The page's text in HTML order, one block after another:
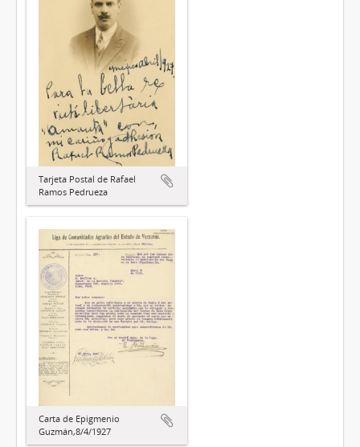
Tarjeta Postal de Rafael
Ramos Pedrueza
Carta de Epigmenio
Guzmán,8/4/1927